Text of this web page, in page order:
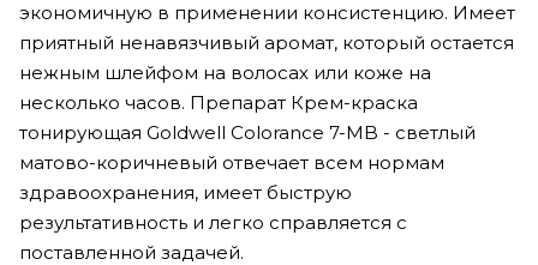
экономичную в применении консистенцию. Имеет
приятный ненавязчивый аромат, который остается
нежным шлейфом на волосах или коже на
несколько часов. Препарат Крем-краска
тонирующая Goldwell Colorance 7-MB - светлый
матово-коричневый отвечает всем нормам
здравоохранения, имеет быструю
результативность и легко справляется с
поставленной задачей.